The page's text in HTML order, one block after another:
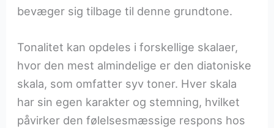
bevæger sig tilbage til denne grundtone.
Tonalitet kan opdeles i forskellige skalaer,
hvor den mest almindelige er den diatoniske
skala, som omfatter syv toner. Hver skala
har sin egen karakter og stemning, hvilket
påvirker den følelsesmæssige respons hos